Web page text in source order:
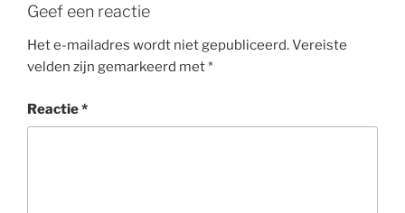
Geef een reactie
Het e-mailadres wordt niet gepubliceerd.Vereiste
velden zijn gemarkeerd met*
Reactie*